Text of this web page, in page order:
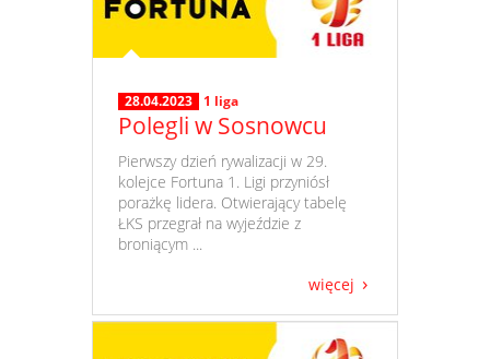
28.04.2023 1 liga
Polegli w Sosnowcu
​ Pierwszy dzień rywalizacji w 29.
kolejce Fortuna 1. Ligi przyniósł
porażkę lidera. Otwierający tabelę
ŁKS przegrał na wyjeździe z
broniącym ...
więcej